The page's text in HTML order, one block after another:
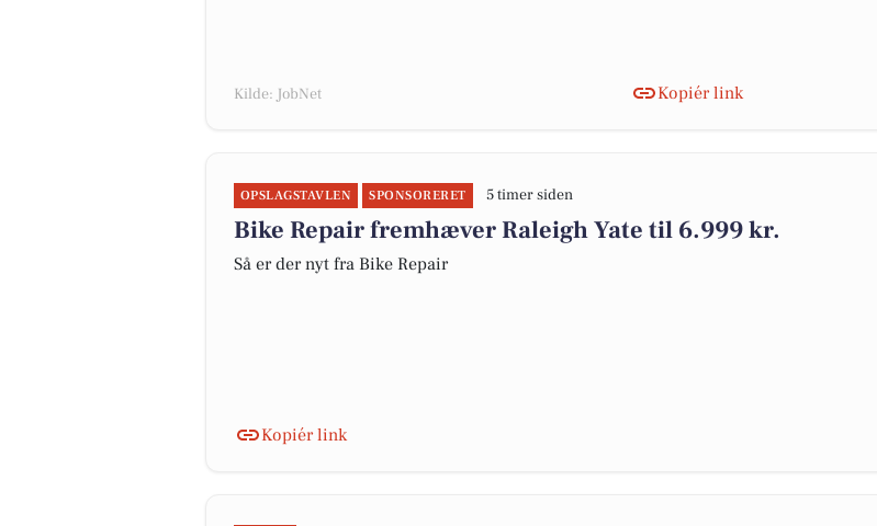
Kilde: JobNet Kopiér link
OPSLAGSTAVLEN SPONSORERET 5 timer siden
Bike Repair fremhæver Raleigh Yate til 6.999 kr.
Så er der nyt fra Bike Repair
Kopiér link